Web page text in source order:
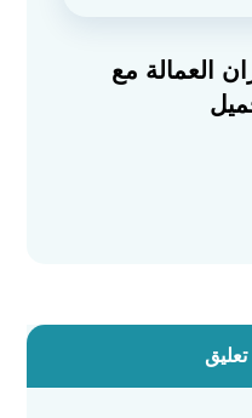
العمالة مع
تعليق